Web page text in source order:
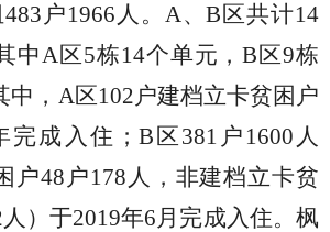
3 户1966人。 A、B区共计14
中A区5栋14个单元，B区9栋
中， A区102户建档立卡贫困户
完成入住；B区381 户 1600人
户48 户178 人，非建档立卡贫
人）于2019年6月完成入住。枫